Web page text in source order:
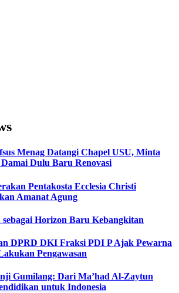
Menag Datangi Chapel USU, Minta
Dulu Baru Renovasi
Pentakosta Ecclesia Christi
Amanat Agung
Horizon Baru Kebangkitan
DPRD DKI Fraksi PDI P Ajak Pewarna
Pengawasan
Gumilang: Dari Ma’had Al-Zaytun
untuk Indonesia